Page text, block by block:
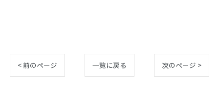
< 前のページ 一覧に戻る 次のページ >